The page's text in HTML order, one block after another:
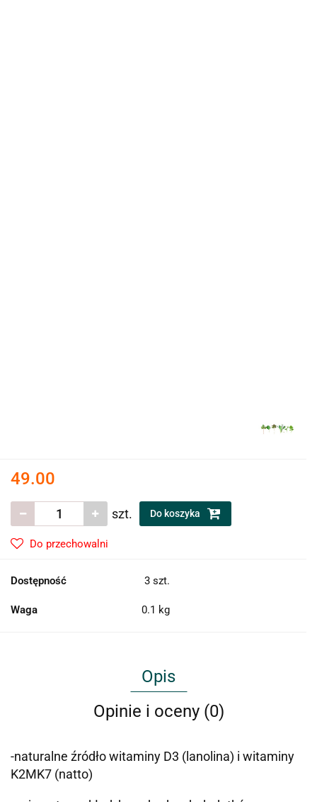
49.00
szt. Do koszyka
Do przechowalni
Dostępność 3 szt.
Waga 0.1 kg
Opis
Opinie i oceny (0)
-naturalne źródło witaminy D3 (lanolina) i witaminy
K2MK7 (natto)